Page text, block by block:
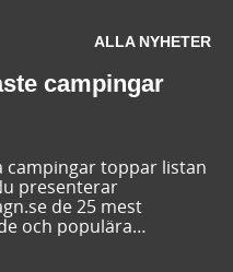
ALLA NYHETER
campingar
presenterar
de 25 mest
och populära